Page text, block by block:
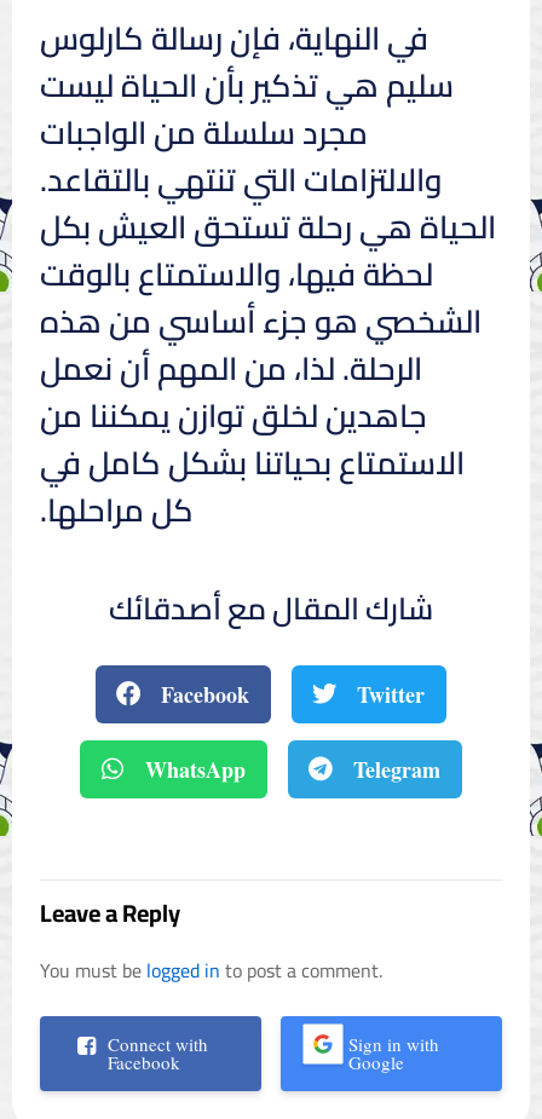
في النهاية، فإن رسالة كارلوس
سليم هي تذكير بأن الحياة ليست
مجرد سلسلة من الواجبات
والالتزامات التي تنتهي بالتقاعد.
الحياة هي رحلة تستحق العيش بكل
لحظة فيها، والاستمتاع بالوقت
الشخصي هو جزء أساسي من هذه
الرحلة. لذا، من المهم أن نعمل
جاهدين لخلق توازن يمكننا من
الاستمتاع بحياتنا بشكل كامل في
كل مراحلها.
شارك المقال مع أصدقائك
Facebook Twitter
WhatsApp Telegram
Leave a Reply
You must belogged into post a comment.
Connect with
Facebook
Sign in with
Google